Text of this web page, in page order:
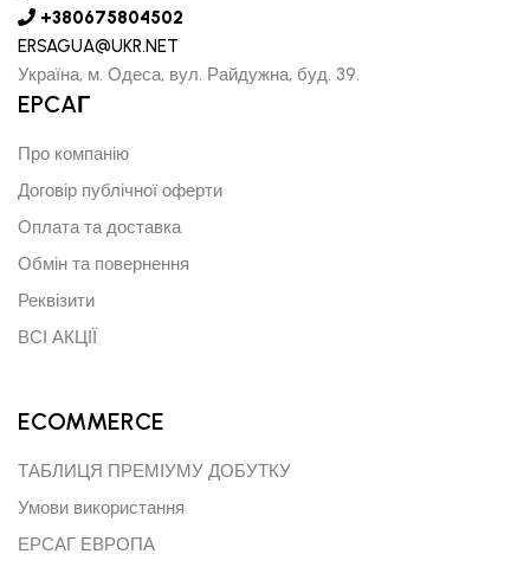
+380675804502
ERSAGUA@UKR.NET
Україна, м. Одеса, вул. Райдужна, буд. 39.
EPCAГ
Про компанію
Договір публічної оферти
Оплата та доставка
Обмін та повернення
Реквізити
ВСІ АКЦІЇ
ECOMMERCE
ТАБЛИЦЯ ПРЕМІУМУ ДОБУТКУ
Умови використання
ЕРСАГ ЕВРОПА